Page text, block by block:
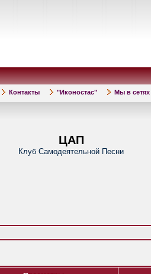
Контакты "Иконостас" Мы в сетях
ЦАП
Клуб Самодеятельной Песни